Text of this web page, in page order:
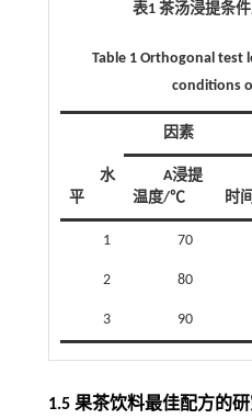
表1 茶汤浸提条
Table 1 Orthogonal test
conditions
水
平
因素
A浸提
温度/℃
时
1 70
2 80
3 90
1.5 果茶饮料最佳配方的